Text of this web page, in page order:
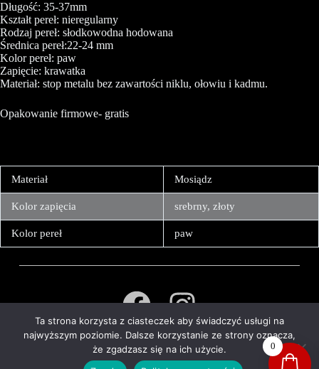
Długość: 35-37mm
Kształt pereł: nieregularny
Rodzaj pereł: słodkowodna hodowana
Średnica pereł:22-24 mm
Kolor pereł: paw
Zapięcie: krawatka
Materiał: stop metalu bez zawartości niklu, ołowiu i kadmu.
Opakowanie firmowe- gratis
Materiał Mosiądz
Kolor zapięcia srebrny, złoty
Kolor pereł paw
O NAS
POLITYKA PRYWATNOŚCI
REGULAMIN
FAQ KONTAKTY 0
Ta strona korzysta z ciasteczek aby świadczyć usługi na
najwyższym poziomie. Dalsze korzystanie ze strony oznacza,
że zgadzasz się na ich użycie.